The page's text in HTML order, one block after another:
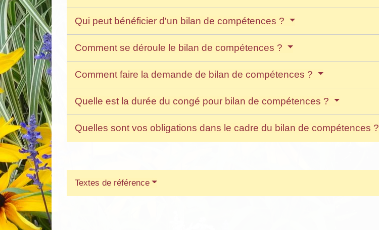
Qui peut bénéficier d'un bilan de compétences ?
Comment se déroule le bilan de compétences ?
Comment faire la demande de bilan de compétences ?
Quelle est la durée du congé pour bilan de compétences ?
Quelles sont vos obligations dans le cadre du bilan de compétences ?
Textes de référence